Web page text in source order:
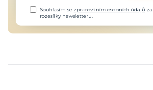
Souhlasím se zpracováním osobních údajů
rozesílky newsletteru.